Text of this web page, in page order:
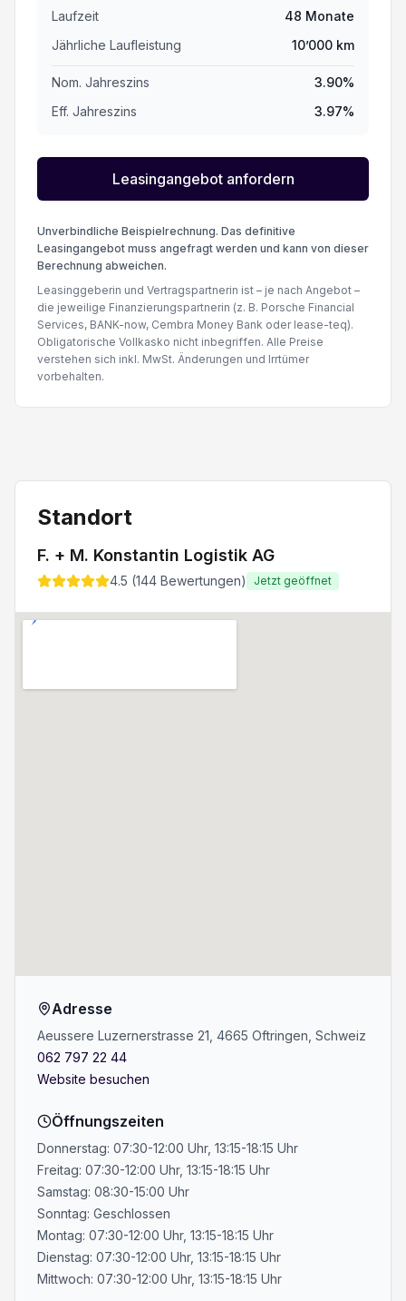
Laufzeit
48 Monate
Jährliche Laufleistung
10’000 km
Nom. Jahreszins 3.90%
Eff. Jahreszins
3.97%
Leasingangebot anfordern
Unverbindliche Beispielrechnung. Das definitive
Leasingangebot muss angefragt werden und kann von dieser
Berechnung abweichen.
Leasinggeberin und Vertragspartnerin ist – je nach Angebot –
die jeweilige Finanzierungspartnerin (z. B. Porsche Financial
Services, BANK-now, Cembra Money Bank oder lease-teq).
Obligatorische Vollkasko nicht inbegriffen. Alle Preise
verstehen sich inkl. MwSt. Änderungen und Irrtümer
vorbehalten.
Standort
F. + M. Konstantin Logistik AG
4.5 (144 Bewertungen) Jetzt geöffnet
Adresse
Aeussere Luzernerstrasse 21, 4665 Oftringen, Schweiz
062 797 22 44
Website besuchen
Öffnungszeiten
Donnerstag: 07:30-12:00 Uhr, 13:15-18:15 Uhr
Freitag: 07:30-12:00 Uhr, 13:15-18:15 Uhr
Samstag: 08:30-15:00 Uhr
Sonntag: Geschlossen
Montag: 07:30-12:00 Uhr, 13:15-18:15 Uhr
Dienstag: 07:30-12:00 Uhr, 13:15-18:15 Uhr
Mittwoch: 07:30-12:00 Uhr, 13:15-18:15 Uhr